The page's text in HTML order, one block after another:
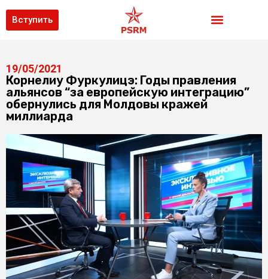
Вступить
19/05/2021
Корнелиу Фуркулицэ: Годы правления
альянсов “за европейскую интеграцию”
обернулись для Молдовы кражей
миллиарда